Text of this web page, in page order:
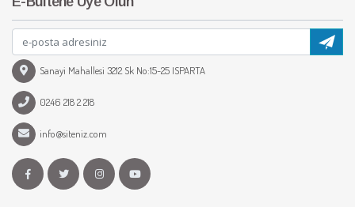
Sanayi Mahallesi 3212 Sk No:15-25 ISPARTA
0246 218 2 218
info@siteniz.com